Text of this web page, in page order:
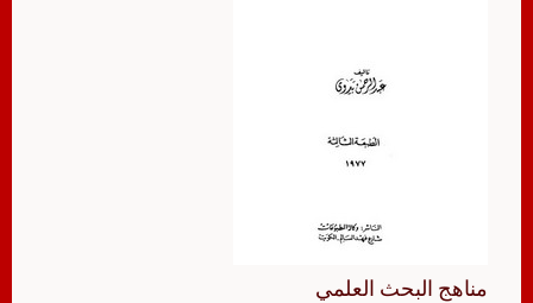
مناهج البحث العلمي